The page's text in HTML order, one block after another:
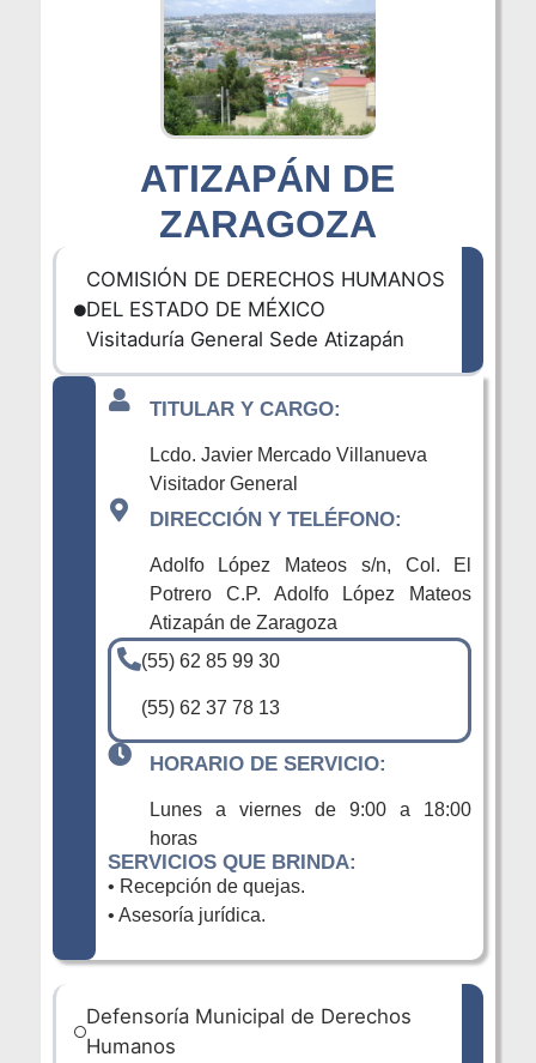
ATIZAPÁN DE
ZARAGOZA
COMISIÓN DE DERECHOS HUMANOS
DEL ESTADO DE MÉXICO
Visitaduría General Sede Atizapán
TITULAR Y CARGO:
Lcdo. Javier Mercado Villanueva
Visitador General
DIRECCIÓN Y TELÉFONO:
Adolfo López Mateos s/n, Col. El
Potrero C.P. Adolfo López Mateos
Atizapán de Zaragoza
(55) 62 85 99 30
(55) 62 37 78 13
HORARIO DE SERVICIO:
Lunes a viernes de 9:00 a 18:00
horas
SERVICIOS QUE BRINDA:
• Recepción de quejas.
• Asesoría jurídica.
Defensoría Municipal de Derechos
Humanos